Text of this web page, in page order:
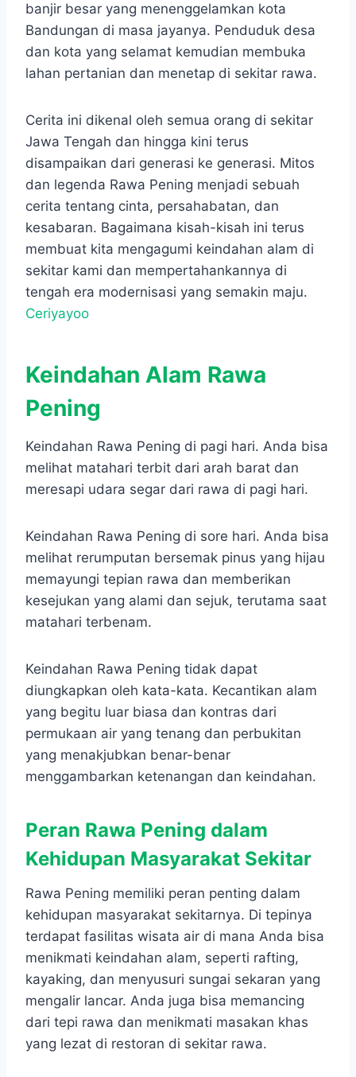
banjir besar yang menenggelamkan kota
Bandungan di masa jayanya. Penduduk desa
dan kota yang selamat kemudian membuka
lahan pertanian dan menetap di sekitar rawa.
Cerita ini dikenal oleh semua orang di sekitar
Jawa Tengah dan hingga kini terus
disampaikan dari generasi ke generasi. Mitos
dan legenda Rawa Pening menjadi sebuah
cerita tentang cinta, persahabatan, dan
kesabaran. Bagaimana kisah-kisah ini terus
membuat kita mengagumi keindahan alam di
sekitar kami dan mempertahankannya di
tengah era modernisasi yang semakin maju.
Ceriyayoo
Keindahan Alam Rawa
Pening
Keindahan Rawa Pening di pagi hari. Anda bisa
melihat matahari terbit dari arah barat dan
meresapi udara segar dari rawa di pagi hari.
Keindahan Rawa Pening di sore hari. Anda bisa
melihat rerumputan bersemak pinus yang hijau
memayungi tepian rawa dan memberikan
kesejukan yang alami dan sejuk, terutama saat
matahari terbenam.
Keindahan Rawa Pening tidak dapat
diungkapkan oleh kata-kata. Kecantikan alam
yang begitu luar biasa dan kontras dari
permukaan air yang tenang dan perbukitan
yang menakjubkan benar-benar
menggambarkan ketenangan dan keindahan.
Peran Rawa Pening dalam
Kehidupan Masyarakat Sekitar
Rawa Pening memiliki peran penting dalam
kehidupan masyarakat sekitarnya. Di tepinya
terdapat fasilitas wisata air di mana Anda bisa
menikmati keindahan alam, seperti rafting,
kayaking, dan menyusuri sungai sekaran yang
mengalir lancar. Anda juga bisa memancing
dari tepi rawa dan menikmati masakan khas
yang lezat di restoran di sekitar rawa.